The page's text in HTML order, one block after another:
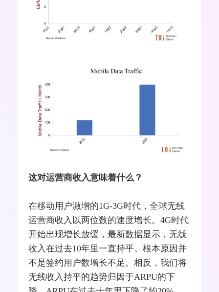
这对运营商收入意味着什么？
在移动用户激增的1G-3G时代，全球无线
运营商收入以两位数的速度增长。4G时代
开始出现增长放缓，最新数据显示，无线
收入在过去10年里一直持平。根本原因并
不是签约用户数增长不足。相反，我们将
无线收入持平的趋势归因于ARPU的下